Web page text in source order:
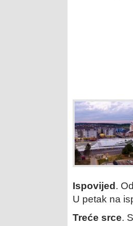
Ispovijed .
U petak na
Treće srce.